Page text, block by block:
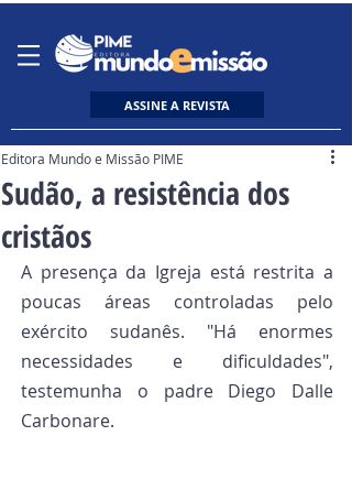
ASSINE A REVISTA
Sudão, a resistência dos
cristãos
Editora Mundo e Missão PIME
A presença da Igreja está restrita a
poucas áreas controladas pelo
exército sudanês. "Há enormes
necessidades e dificuldades",
testemunha o padre Diego Dalle
Carbonare.